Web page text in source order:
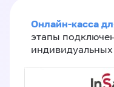
Онлайн-касса
этапы